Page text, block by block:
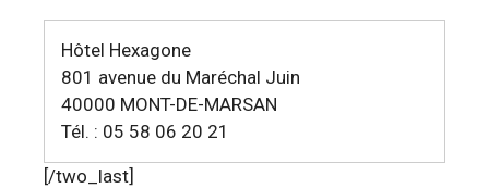
Hôtel Hexagone
801 avenue du Maréchal Juin
40000 MONT-DE-MARSAN
Tél. : 05 58 06 20 21
[/two_last]